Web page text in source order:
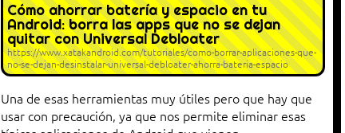
Cómo ahorrar batería y espacio en tu
Android: borra las apps que no se dejan
quitar con Universal Debloater
https://www.xatakandroid.com/tutoriales/como-borrar-aplicaciones-que-
no-se-dejan-desinstalar-universal-debloater-ahorra-bateria-espacio
Una de esas herramientas muy útiles pero que hay que
usar con precaución, ya que nos permite eliminar esas